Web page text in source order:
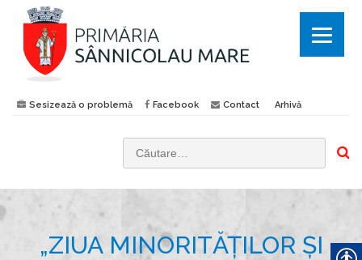
Sesizează o problemă Facebook Contact Arhivă
„ZIUA MINORITĂȚILOR ȘI